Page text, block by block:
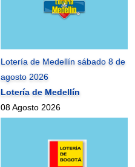
Lotería de Medellín sábado 8 de
agosto 2026
Lotería de Medellín
08 Agosto 2026